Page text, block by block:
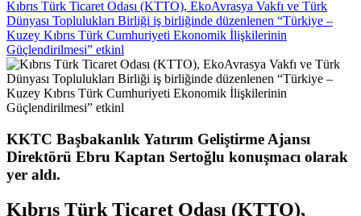
Kıbrıs Türk Ticaret Odası (KTTO), EkoAvrasya Vakfı ve Türk
Dünyası Toplulukları Birliği iş birliğinde düzenlenen “Türkiye –
Kuzey Kıbrıs Türk Cumhuriyeti Ekonomik İlişkilerinin
Güçlendirilmesi” etkinl
KKTC Başbakanlık Yatırım Geliştirme Ajansı
Direktörü Ebru Kaptan Sertoğlu konuşmacı olarak
yer aldı.
Kıbrıs Türk Ticaret Odası (KTTO),